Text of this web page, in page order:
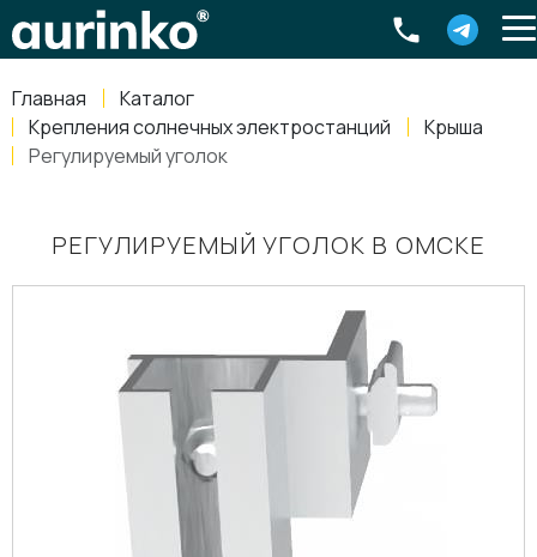
Главная
Каталог
Крепления солнечных электростанций
Крыша
Регулируемый уголок
РЕГУЛИРУЕМЫЙ УГОЛОК В ОМСКЕ
Россия, Свердловская область Екатеринбург ,
8-800-770-79-40